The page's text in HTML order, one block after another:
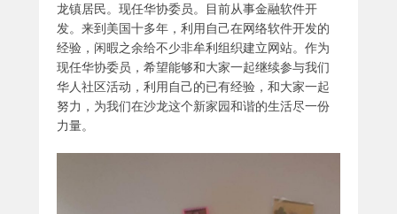
龙镇居民。现任华协委员。目前从事金融软件开
发。来到美国十多年，利用自己在网络软件开发的
经验，闲暇之余给不少非牟利组织建立网站。作为
现任华协委员，希望能够和大家一起继续参与我们
华人社区活动，利用自己的已有经验，和大家一起
努力，为我们在沙龙这个新家园和谐的生活尽一份
力量。